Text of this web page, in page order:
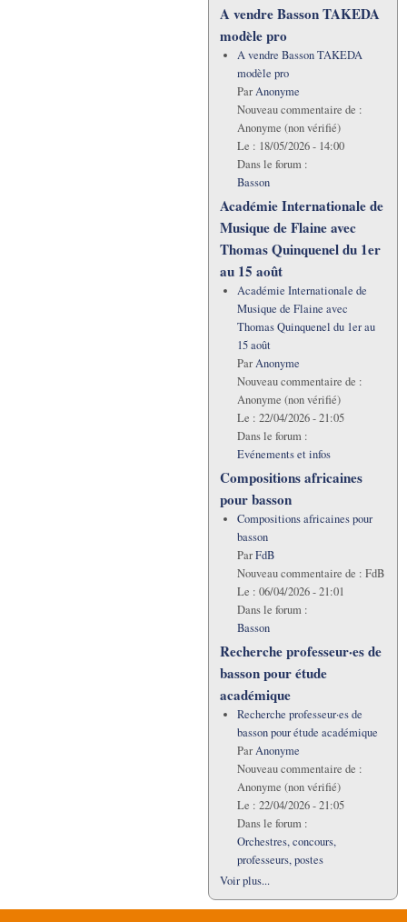
A vendre Basson TAKEDA
modèle pro
A vendre Basson TAKEDA
modèle pro
ParAnonyme
Nouveau commentaire de :
Anonyme (non vérifié)
Le : 18/05/2026 - 14:00
Dans le forum :
Basson
Académie Internationale de
Musique de Flaine avec
Thomas Quinquenel du 1er
au 15 août
Académie Internationale de
Musique de Flaine avec
Thomas Quinquenel du 1er au
15 août
ParAnonyme
Nouveau commentaire de :
Anonyme (non vérifié)
Le : 22/04/2026 - 21:05
Dans le forum :
Evénements et infos
Compositions africaines
pour basson
Compositions africaines pour
basson
ParFdB
Nouveau commentaire de : FdB
Le : 06/04/2026 - 21:01
Dans le forum :
Basson
Recherche professeur·es de
basson pour étude
académique
Recherche professeur·es de
basson pour étude académique
ParAnonyme
Nouveau commentaire de :
Anonyme (non vérifié)
Le : 22/04/2026 - 21:05
Dans le forum :
Orchestres, concours,
professeurs, postes
Voir plus...